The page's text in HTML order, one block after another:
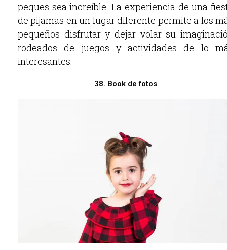
peques sea increíble. La experiencia de una
de pijamas en un lugar diferente permite a los
pequeños disfrutar y dejar volar su
rodeados de juegos y actividades de lo
interesantes.
38. Book de fotos